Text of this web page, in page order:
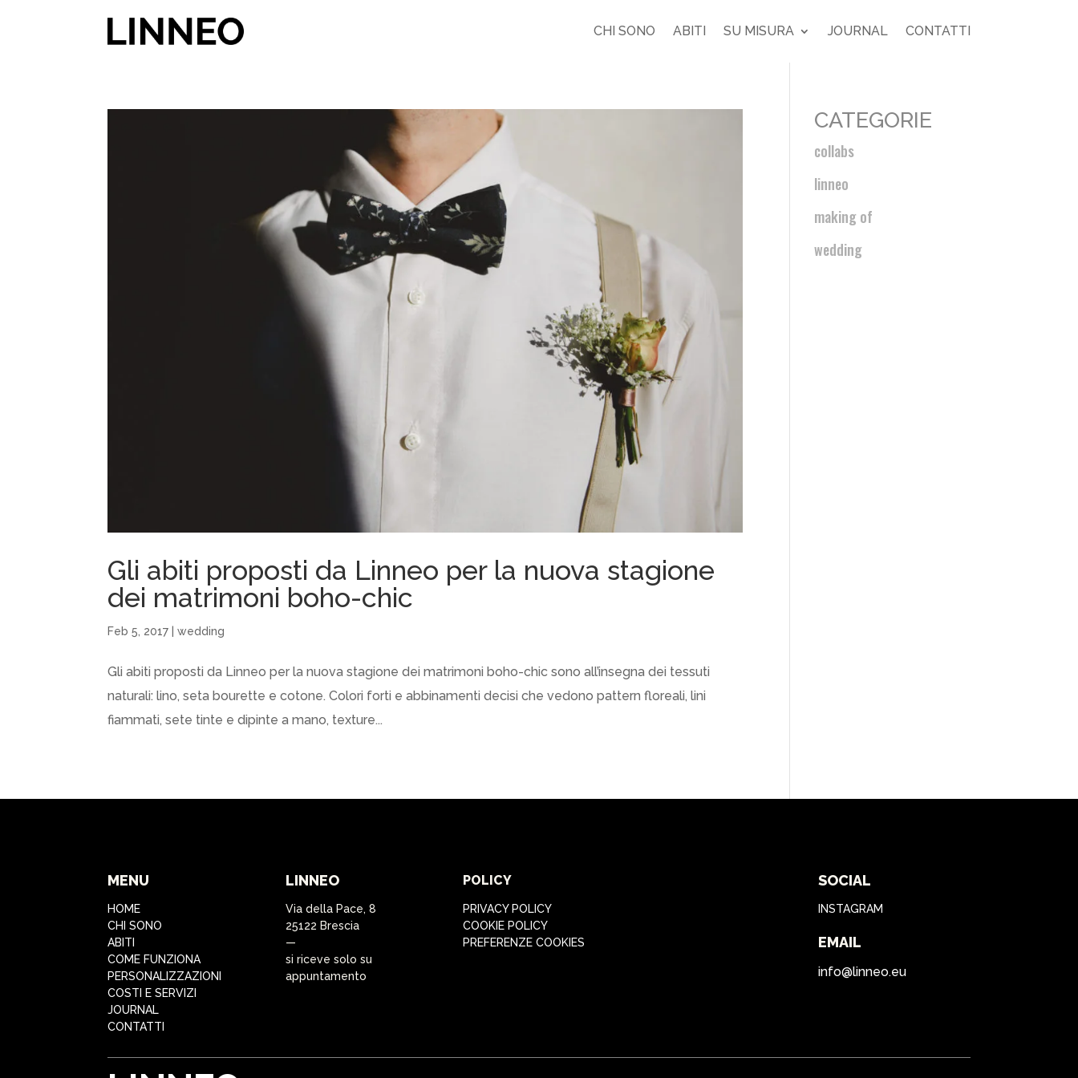
CHI SONO ABITI SU MISURA JOURNAL CONTATTI
Gli abiti proposti da Linneo per la nuova stagione
dei matrimoni boho-chic
Feb 5, 2017 |wedding
Gli abiti proposti da Linneo per la nuova stagione dei matrimoni boho-chic sono all’insegna dei tessuti
naturali: lino, seta bourette e cotone. Colori forti e abbinamenti decisi che vedono pattern floreali, lini
fiammati, sete tinte e dipinte a mano, texture...
CATEGORIE
collabs
linneo
making of
wedding
MENU
HOME
CHI SONO
ABITI
COME FUNZIONA
PERSONALIZZAZIONI
COSTI E SERVIZI
JOURNAL
CONTATTI
LINNEO
Via della Pace, 8
25122 Brescia
—
si riceve solo su
appuntamento
POLICY
PRIVACY POLICY
COOKIE POLICY
PREFERENZE COOKIES
SOCIAL
INSTAGRAM
EMAIL
info@linneo.eu